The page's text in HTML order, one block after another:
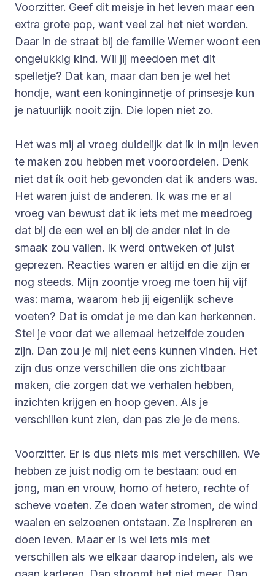
Voorzitter. Geef dit meisje in het leven maar een
extra grote pop, want veel zal het niet worden.
Daar in de straat bij de familie Werner woont een
ongelukkig kind. Wil jij meedoen met dit
spelletje? Dat kan, maar dan ben je wel het
hondje, want een koninginnetje of prinsesje kun
je natuurlijk nooit zijn. Die lopen niet zo.
Het was mij al vroeg duidelijk dat ik in mijn leven
te maken zou hebben met vooroordelen. Denk
niet dat ík ooit heb gevonden dat ik anders was.
Het waren juist de anderen. Ik was me er al
vroeg van bewust dat ik iets met me meedroeg
dat bij de een wel en bij de ander niet in de
smaak zou vallen. Ik werd ontweken of juist
geprezen. Reacties waren er altijd en die zijn er
nog steeds. Mijn zoontje vroeg me toen hij vijf
was: mama, waarom heb jij eigenlijk scheve
voeten? Dat is omdat je me dan kan herkennen.
Stel je voor dat we allemaal hetzelfde zouden
zijn. Dan zou je mij niet eens kunnen vinden. Het
zijn dus onze verschillen die ons zichtbaar
maken, die zorgen dat we verhalen hebben,
inzichten krijgen en hoop geven. Als je
verschillen kunt zien, dan pas zie je de mens.
Voorzitter. Er is dus niets mis met verschillen. We
hebben ze juist nodig om te bestaan: oud en
jong, man en vrouw, homo of hetero, rechte of
scheve voeten. Ze doen water stromen, de wind
waaien en seizoenen ontstaan. Ze inspireren en
doen leven. Maar er is wel iets mis met
verschillen als we elkaar daarop indelen, als we